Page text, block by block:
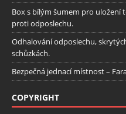
Box s bílým šumem pro uložení
proti odposlechu.
Odhalování odposlechu,
schůzkách.
Bezpečná jednací místnost –
COPYRIGHT